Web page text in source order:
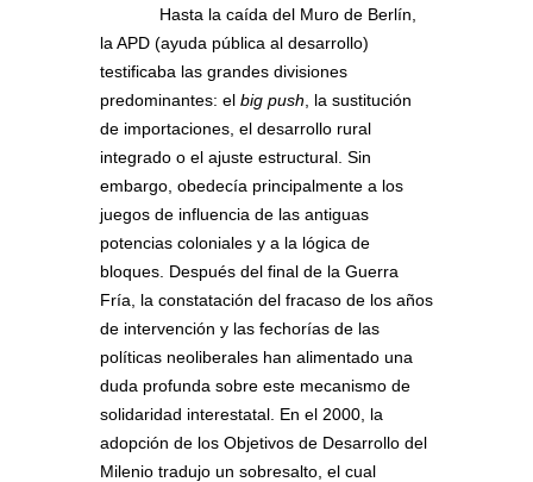
Hasta la caída del Muro de Berlín,
la APD (ayuda pública al desarrollo)
testificaba las grandes divisiones
predominantes: el big push , la sustitución
de importaciones, el desarrollo rural
integrado o el ajuste estructural. Sin
embargo, obedecía principalmente a los
juegos de influencia de las antiguas
potencias coloniales y a la lógica de
bloques. Después del final de la Guerra
Fría, la constatación del fracaso de los años
de intervención y las fechorías de las
políticas neoliberales han alimentado una
duda profunda sobre este mecanismo de
solidaridad interestatal. En el 2000, la
adopción de los Objetivos de Desarrollo del
Milenio tradujo un sobresalto, el cual